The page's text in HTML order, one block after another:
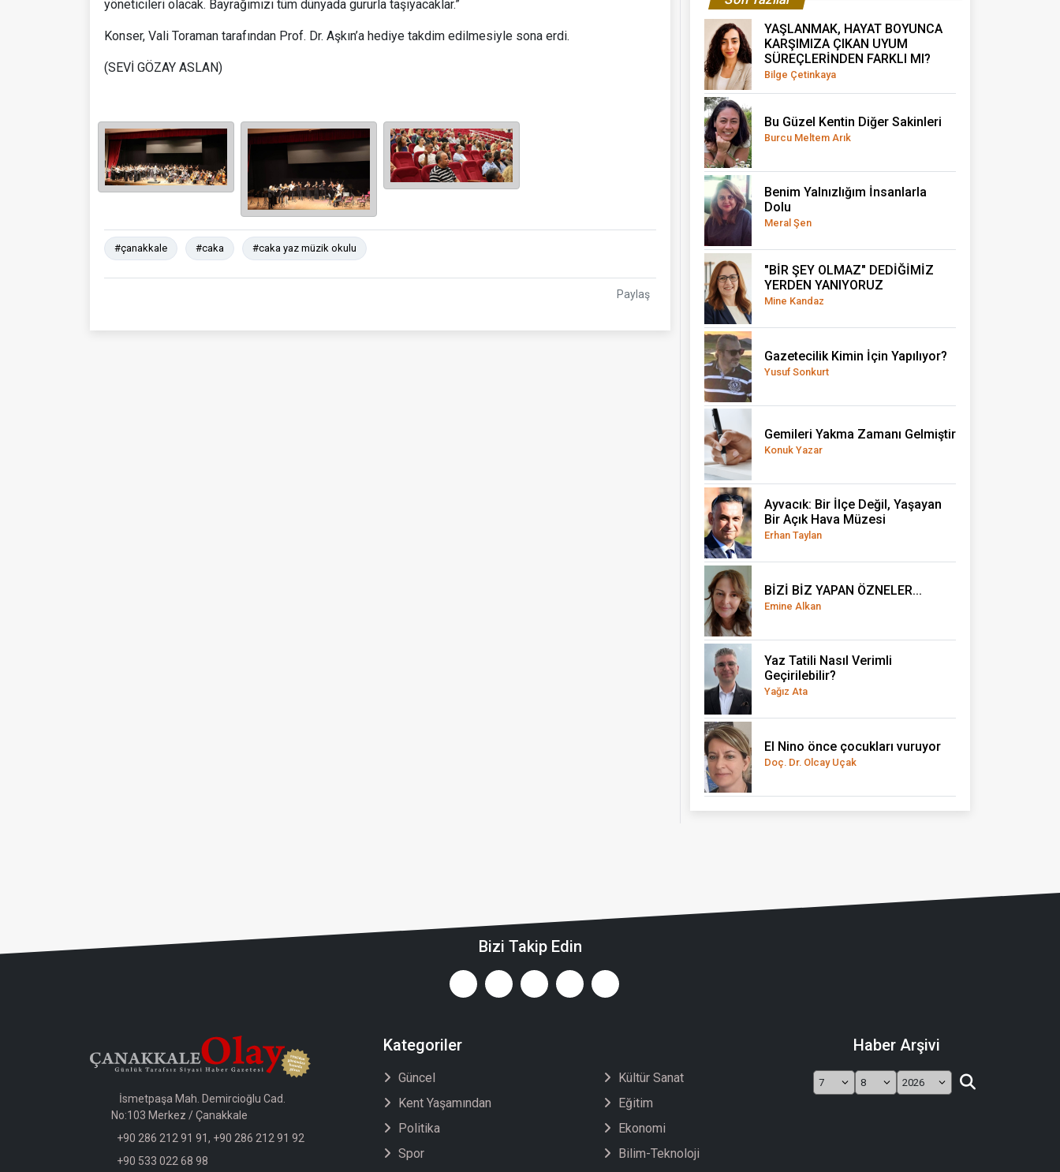
yöneticileri olacak. Bayrağımızı tüm dünyada gururla taşıyacaklar.”
Konser, Vali Toraman tarafından Prof. Dr. Aşkın’a hediye takdim edilmesiyle sona erdi.
(SEVİ GÖZAY ASLAN)
#çanakkale #caka #caka yaz müzik okulu
Paylaş
YAŞLANMAK, HAYAT BOYUNCA
KARŞIMIZA ÇIKAN UYUM
SÜREÇLERİNDEN FARKLI MI?
Bilge Çetinkaya
Bu Güzel Kentin Diğer Sakinleri
Burcu Meltem Arık
Benim Yalnızlığım İnsanlarla
Dolu
Meral Şen
"BİR ŞEY OLMAZ" DEDİĞİMİZ
YERDEN YANIYORUZ
Mine Kandaz
Gazetecilik Kimin İçin Yapılıyor?
Yusuf Sonkurt
Gemileri Yakma Zamanı Gelmiştir
Konuk Yazar
Ayvacık: Bir İlçe Değil, Yaşayan
Bir Açık Hava Müzesi
Erhan Taylan
BİZİ BİZ YAPAN ÖZNELER...
Emine Alkan
Yaz Tatili Nasıl Verimli
Geçirilebilir?
Yağız Ata
El Nino önce çocukları vuruyor
Doç. Dr. Olcay Uçak
Bizi Takip Edin
İsmetpaşa Mah. Demircioğlu Cad.
No:103 Merkez / Çanakkale
+90 286 212 91 91, +90 286 212 91 92
+90 533 022 68 98
Kategoriler
Güncel
Kent Yaşamından
Politika
Spor
Kültür Sanat
Eğitim
Ekonomi
Bilim-Teknoloji
Haber Arşivi